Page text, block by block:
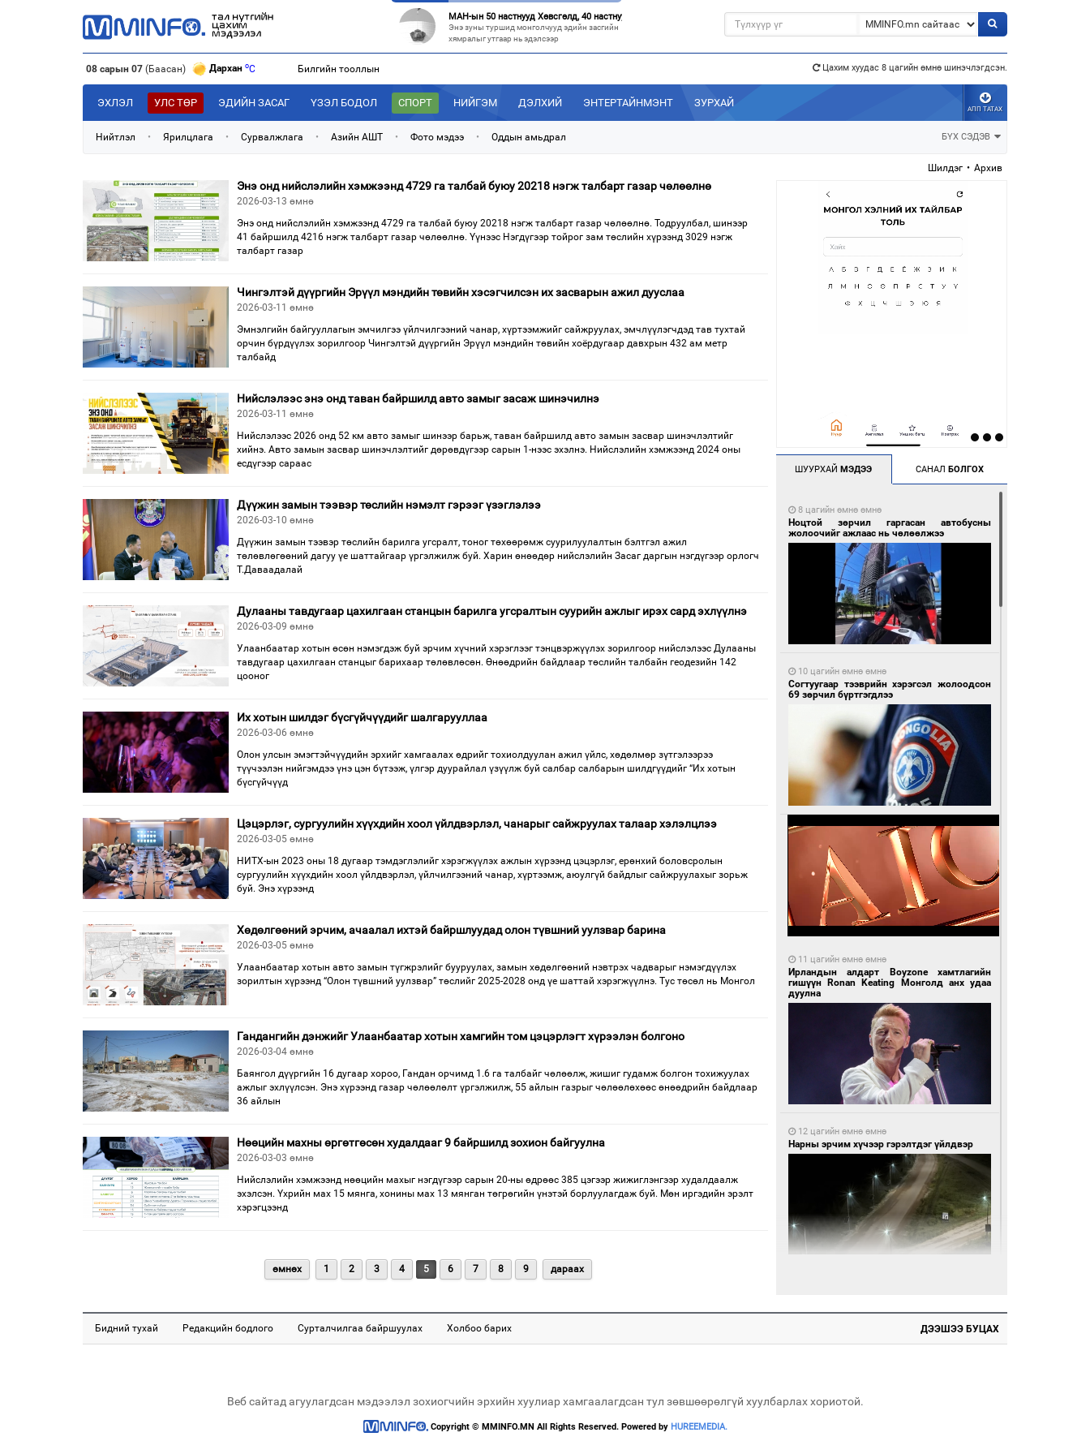
МАН-ын 50 настнууд Хөвсгөлд, 40 настнууд нь Хэнтийд “хуралджээ”
Энэ зуны туршид монголчууд эдийн засгийн
хямралыг утгаар нь эдэлсээр
“С.Зоригийн талбай” болгочих, Хотын дарга аа?
Төв шуудангийн урдах талбайд өнөөдрийг
хүртэл 27 жил байрласан С.Зориг
С.Зориг агсны хөшөө Төв шуудангийн
08 сарын 07 (Баасан)
Эрдэнэт
oC
o
Дархан o C
Билгийн тооллын Цахим хуудас 8 цагийн өмнө шинэчлэгдсэн.
ЭХЛЭЛ УЛС ТӨР ЭДИЙН ЗАСАГ ҮЗЭЛ БОДОЛ СПОРТ НИЙГЭМ ДЭЛХИЙ ЭНТЕРТАЙНМЭНТ ЗУРХАЙ
АПП ТАТАХ
Нийтлэл • Ярилцлага • Сурвалжлага • Азийн АШТ • Фото мэдээ • Оддын амьдрал БҮХ СЭДЭВ
Шилдэг • Архив
Энэ онд нийслэлийн хэмжээнд 4729 га талбай буюу 20218 нэгж талбарт газар чөлөөлнө
2026-03-13 өмнө
Энэ онд нийслэлийн хэмжээнд 4729 га талбай буюу 20218 нэгж талбарт газар чөлөөлнө. Тодруулбал, шинээр
41 байршилд 4216 нэгж талбарт газар чөлөөлнө. Үүнээс Нэгдүгээр тойрог зам төслийн хүрээнд 3029 нэгж
талбарт газар
Чингэлтэй дүүргийн Эрүүл мэндийн төвийн хэсэгчилсэн их засварын ажил дууслаа
2026-03-11 өмнө
Эмнэлгийн байгууллагын эмчилгээ үйлчилгээний чанар, хүртээмжийг сайжруулах, эмчлүүлэгчдэд тав тухтай
орчин бүрдүүлэх зорилгоор Чингэлтэй дүүргийн Эрүүл мэндийн төвийн хоёрдугаар давхрын 432 ам метр
талбайд
Нийслэлээс энэ онд таван байршилд авто замыг засаж шинэчилнэ
2026-03-11 өмнө
Нийслэлээс 2026 онд 52 км авто замыг шинээр барьж, таван байршилд авто замын засвар шинэчлэлтийг
хийнэ. Авто замын засвар шинэчлэлтийг дөрөвдүгээр сарын 1-нээс эхэлнэ. Нийслэлийн хэмжээнд 2024 оны
есдүгээр сараас
Дүүжин замын тээвэр төслийн нэмэлт гэрээг үзэглэлээ
2026-03-10 өмнө
Дүүжин замын тээвэр төслийн барилга угсралт, тоног төхөөрөмж суурилуулалтын бэлтгэл ажил
төлөвлөгөөний дагуу үе шаттайгаар үргэлжилж буй. Харин өнөөдөр нийслэлийн Засаг даргын нэгдүгээр орлогч
Т.Даваадалай
Дулааны тавдугаар цахилгаан станцын барилга угсралтын суурийн ажлыг ирэх сард эхлүүлнэ
2026-03-09 өмнө
Улаанбаатар хотын өсөн нэмэгдэж буй эрчим хүчний хэрэглээг тэнцвэржүүлэх зорилгоор нийслэлээс Дулааны
тавдугаар цахилгаан станцыг барихаар төлөвлөсөн. Өнөөдрийн байдлаар төслийн талбайн геодезийн 142
цооног
Их хотын шилдэг бүсгүйчүүдийг шалгарууллаа
2026-03-06 өмнө
Олон улсын эмэгтэйчүүдийн эрхийг хамгаалах өдрийг тохиолдуулан ажил үйлс, хөдөлмөр зүтгэлээрээ
түүчээлэн нийгэмдээ үнэ цэн бүтээж, үлгэр дуурайлал үзүүлж буй салбар салбарын шилдгүүдийг “Их хотын
бүсгүйчүүд
Цэцэрлэг, сургуулийн хүүхдийн хоол үйлдвэрлэл, чанарыг сайжруулах талаар хэлэлцлээ
2026-03-05 өмнө
НИТХ-ын 2023 оны 18 дугаар тэмдэглэлийг хэрэгжүүлэх ажлын хүрээнд цэцэрлэг, ерөнхий боловсролын
сургуулийн хүүхдийн хоол үйлдвэрлэл, үйлчилгээний чанар, хүртээмж, аюулгүй байдлыг сайжруулахыг зорьж
буй. Энэ хүрээнд
Хөдөлгөөний эрчим, ачаалал ихтэй байршлуудад олон түвшний уулзвар барина
2026-03-05 өмнө
Улаанбаатар хотын авто замын түгжрэлийг бууруулах, замын хөдөлгөөний нэвтрэх чадварыг нэмэгдүүлэх
зорилтын хүрээнд “Олон түвшний уулзвар” төслийг 2025-2028 онд үе шаттай хэрэгжүүлнэ. Тус төсөл нь Монгол
Гандангийн дэнжийг Улаанбаатар хотын хамгийн том цэцэрлэгт хүрээлэн болгоно
2026-03-04 өмнө
Баянгол дүүргийн 16 дугаар хороо, Гандан орчимд 1.6 га талбайг чөлөөлж, жишиг гудамж болгон тохижуулах
ажлыг эхлүүлсэн. Энэ хүрээнд газар чөлөөлөлт үргэлжилж, 55 айлын газрыг чөлөөлөхөөс өнөөдрийн байдлаар
36 айлын
Нөөцийн махны өргөтгөсөн худалдааг 9 байршилд зохион байгуулна
2026-03-03 өмнө
Нийслэлийн хэмжээнд нөөцийн махыг нэгдүгээр сарын 20-ны өдрөөс 385 цэгээр жижиглэнгээр худалдаалж
эхэлсэн. Үхрийн мах 15 мянга, хонины мах 13 мянган төгрөгийн үнэтэй борлуулагдаж буй. Мөн иргэдийн эрэлт
хэрэгцээнд
өмнөх 1 2 3 4 5 6 7 8 9 дараах
ШУУРХАЙМЭДЭЭ САНАЛБОЛГОХ
8 цагийн өмнө өмнө
Ноцтой зөрчил гаргасан автобусны
жолоочийг ажлаас нь чөлөөлжээ
10 цагийн өмнө өмнө
Согтуугаар тээврийн хэрэгсэл жолоодсон
69 зөрчил бүртгэгдлээ
11 цагийн өмнө өмнө
Ирландын алдарт Boyzone хамтлагийн
гишүүн Ronan Keating Монголд анх удаа
дуулна
12 цагийн өмнө өмнө
Нарны эрчим хүчээр гэрэлтдэг үйлдвэр
Бидний тухай Редакцийн бодлого Сурталчилгаа байршуулах Холбоо барих ДЭЭШЭЭ БУЦАХ
Веб сайтад агуулагдсан мэдээлэл зохиогчийн эрхийн хуулиар хамгаалагдсан тул зөвшөөрөлгүй хуулбарлах хориотой.
Copyright © MMINFO.MN All Rights Reserved. Powered by HUREEMEDIA.